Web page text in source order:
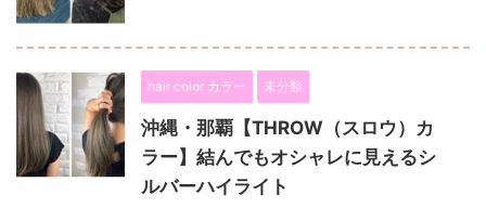
hair color カラー 未分類
沖縄・那覇【THROW（スロウ）カ
ラー】結んでもオシャレに見えるシ
ルバーハイライト